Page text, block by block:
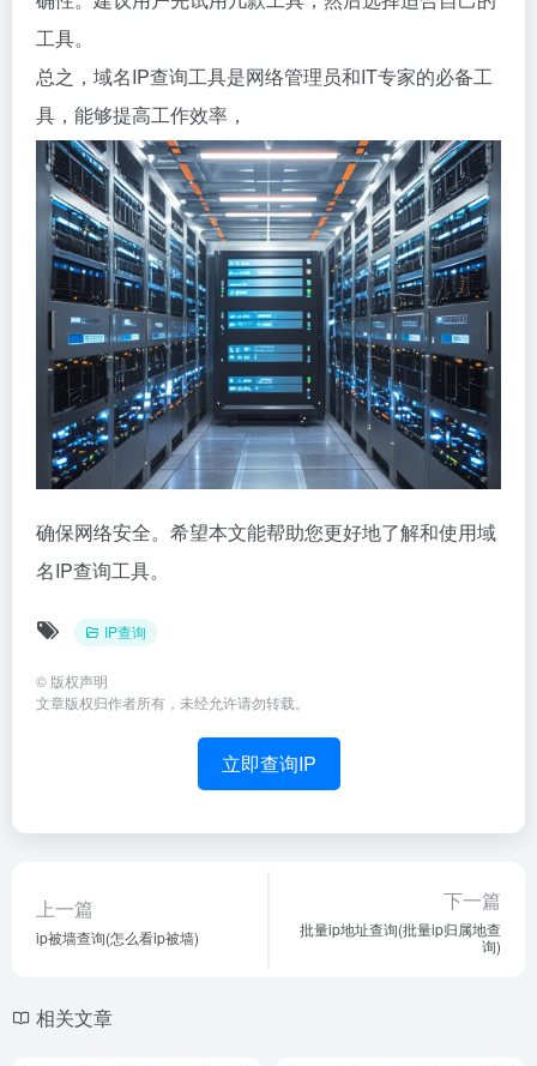
工具。
总之，域名IP查询工具是网络管理员和IT专家的必备工
具，能够提高工作效率，
确保网络安全。希望本文能帮助您更好地了解和使用域
名IP查询工具。
IP查询
© 版权声明
文章版权归作者所有，未经允许请勿转载。
立即查询IP
上一篇
ip被墙查询(怎么看ip被墙)
下一篇
批量ip地址查询(批量ip归属地查
询)
相关文章